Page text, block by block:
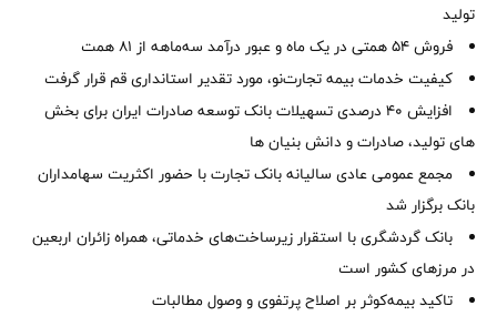
تولید
فروش 54 همتی در یک ماه و عبور درآمد سه‌ماهه از 81 همت
کیفیت خدمات بیمه تجارت‌نو، مورد تقدیر استانداری قم قرار گرفت
افزایش 40 درصدی تسهیلات بانک توسعه صادرات ایران برای بخش
های تولید، صادرات و دانش بنیان ها
مجمع عمومی عادی سالیانه بانک تجارت با حضور اکثریت سهامداران
بانک برگزار شد
بانک گردشگری با استقرار زیرساخت‌های خدماتی، همراه زائران اربعین
در مرزهای کشور است
تاکید بیمه‌کوثر بر اصلاح پرتفوی و وصول مطالبات ‌